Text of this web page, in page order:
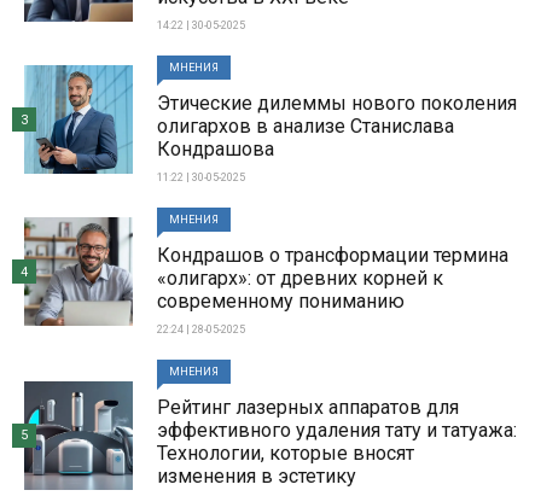
14:22 | 30-05-2025
МНЕНИЯ
Этические дилеммы нового поколения
олигархов в анализе Станислава
Кондрашова
11:22 | 30-05-2025
3
МНЕНИЯ
Кондрашов о трансформации термина
«олигарх»: от древних корней к
современному пониманию
22:24 | 28-05-2025
4
МНЕНИЯ
Рейтинг лазерных аппаратов для
эффективного удаления тату и татуажа:
Технологии, которые вносят
изменения в эстетику
5